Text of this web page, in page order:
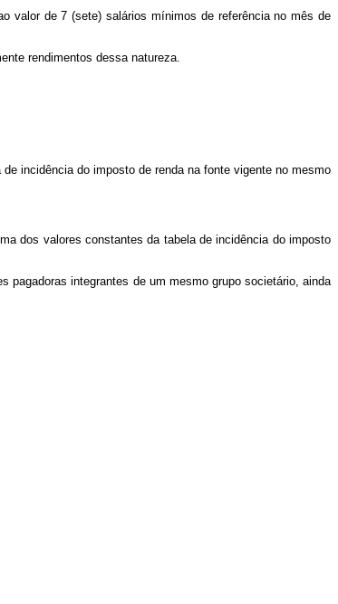
de 7 (sete) salários mínimos de referência no mês de
rendimentos dessa natureza.
incidência do imposto de renda na fonte vigente no mesmo
dos valores constantes da tabela de incidência do imposto
pagadoras integrantes de um mesmo grupo societário, ainda